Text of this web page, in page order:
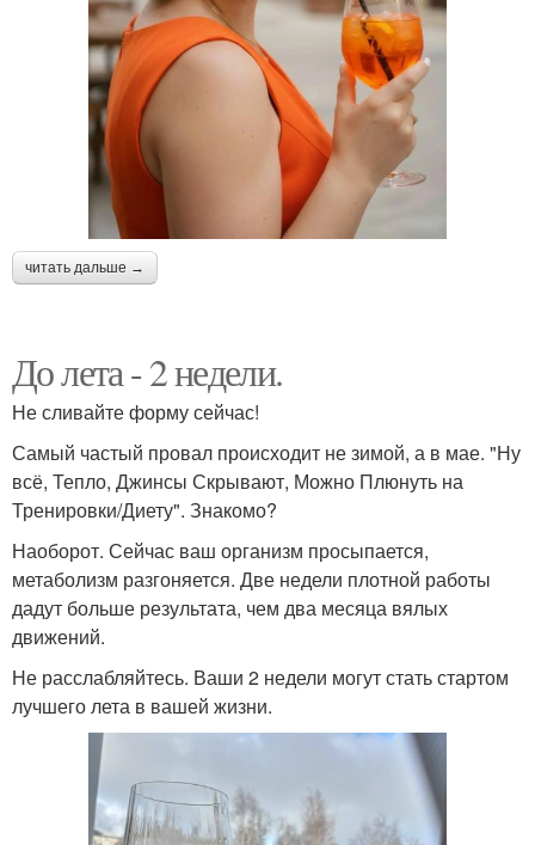
читать дальше →
До лета - 2 недели.
Не сливайте форму сейчас!
Самый частый провал происходит не зимой, а в мае. "Ну
всё, Тепло, Джинсы Скрывают, Можно Плюнуть на
Тренировки/Диету". Знакомо?
Наоборот. Сейчас ваш организм просыпается,
метаболизм разгоняется. Две недели плотной работы
дадут больше результата, чем два месяца вялых
движений.
Не расслабляйтесь. Ваши 2 недели могут стать стартом
лучшего лета в вашей жизни.